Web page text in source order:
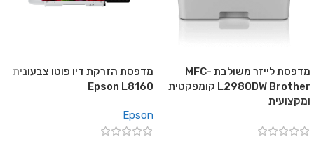
מדפסת לייזר משולבת MFC-
L2980DW Brother קומפקטית
ומקצועית
מדפסת הזרקת דיו פוטו צבעונית
Epson L8160
Epson